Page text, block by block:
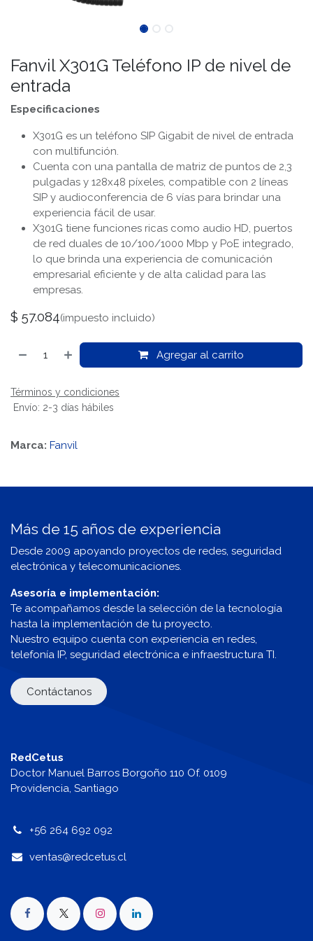
Fanvil X301G Teléfono IP de nivel de
entrada
Especificaciones
X301G es un teléfono SIP Gigabit de nivel de entrada
con multifunción.
Cuenta con una pantalla de matriz de puntos de 2,3
pulgadas y 128x48 píxeles, compatible con 2 líneas
SIP y audioconferencia de 6 vías para brindar una
experiencia fácil de usar.
X301G tiene funciones ricas como audio HD, puertos
de red duales de 10/100/1000 Mbp y PoE integrado,
lo que brinda una experiencia de comunicación
empresarial eficiente y de alta calidad para las
empresas.
$ 57.084(impuesto incluido)
Agregar al carrito
Términos y condiciones
Envío: 2-3 días hábiles
Marca: Fanvil
Más de 15 años de experiencia
Desde 2009 apoyando proyectos de redes, seguridad
electrónica y telecomunicaciones.
Asesoría e implementación:
Te acompañamos desde la selección de la tecnología
hasta la implementación de tu proyecto.
Nuestro equipo cuenta con experiencia en redes,
telefonía IP, seguridad electrónica e infraestructura TI.
Contáctanos
RedCetus
Doctor Manuel Barros Borgoño 110 Of. 0109
Providencia, Santiago
+56 264 692 092
ventas@redcetus.cl